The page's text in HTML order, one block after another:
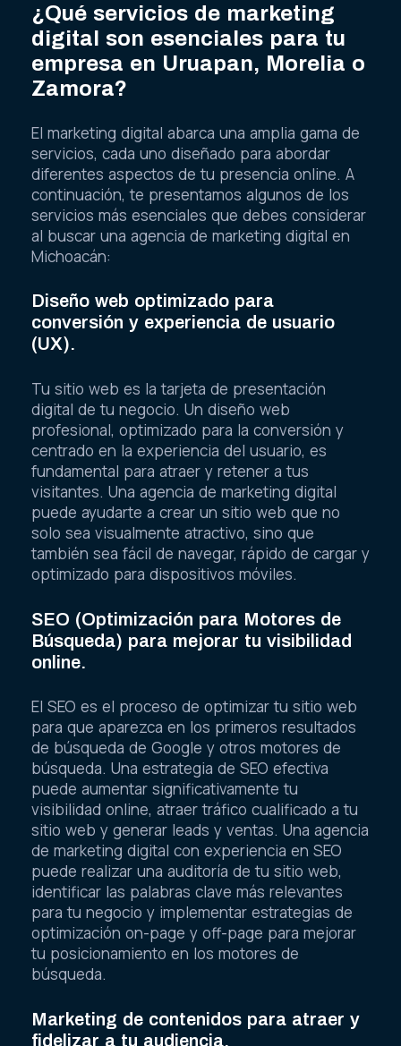
¿Qué servicios de marketing
digital son esenciales para tu
empresa en Uruapan, Morelia o
Zamora?
El marketing digital abarca una amplia gama de
servicios, cada uno diseñado para abordar
diferentes aspectos de tu presencia online. A
continuación, te presentamos algunos de los
servicios más esenciales que debes considerar
al buscar una agencia de marketing digital en
Michoacán:
Diseño web optimizado para
conversión y experiencia de usuario
(UX).
Tu sitio web es la tarjeta de presentación
digital de tu negocio. Un diseño web
profesional, optimizado para la conversión y
centrado en la experiencia del usuario, es
fundamental para atraer y retener a tus
visitantes. Una agencia de marketing digital
puede ayudarte a crear un sitio web que no
solo sea visualmente atractivo, sino que
también sea fácil de navegar, rápido de cargar y
optimizado para dispositivos móviles.
SEO (Optimización para Motores de
Búsqueda) para mejorar tu visibilidad
online.
El SEO es el proceso de optimizar tu sitio web
para que aparezca en los primeros resultados
de búsqueda de Google y otros motores de
búsqueda. Una estrategia de SEO efectiva
puede aumentar significativamente tu
visibilidad online, atraer tráfico cualificado a tu
sitio web y generar leads y ventas. Una agencia
de marketing digital con experiencia en SEO
puede realizar una auditoría de tu sitio web,
identificar las palabras clave más relevantes
para tu negocio y implementar estrategias de
optimización on-page y off-page para mejorar
tu posicionamiento en los motores de
búsqueda.
Marketing de contenidos para atraer y
fidelizar a tu audiencia.